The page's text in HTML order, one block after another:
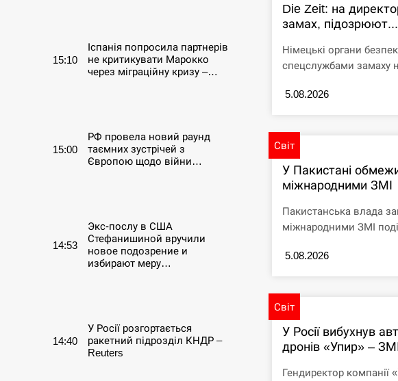
15:10
Іспанія попросила партнерів
не критикувати Марокко
через міграційну кризу –…
15:00
РФ провела новий раунд
таємних зустрічей з
Європою щодо війни…
14:53
Экс-послу в США
Стефанишиной вручили
новое подозрение и
избирают меру…
14:40
У Росії розгортається
ракетний підрозділ КНДР –
Reuters
Die Zeit: на
замах, підозрюют...
Німецькі органи
спецслужбами замаху
5.08.2026
Світ
У Пакистані
міжнародними ЗМІ
Пакистанська влада
міжнародними ЗМІ
5.08.2026
Світ
У Росії вибухнув
дронів «Упир» –
Гендиректор компанії